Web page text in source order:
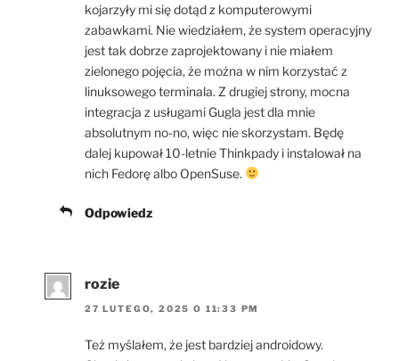
kojarzyły mi się dotąd z komputerowymi
zabawkami. Nie wiedziałem, że system operacyjny
jest tak dobrze zaprojektowany i nie miałem
zielonego pojęcia, że można w nim korzystać z
linuksowego terminala. Z drugiej strony, mocna
integracja z usługami Gugla jest dla mnie
absolutnym no-no, więc nie skorzystam. Będę
dalej kupował 10-letnie Thinkpady i instalował na
nich Fedorę albo OpenSuse.
Odpowiedz
rozie
27 LUTEGO, 2025 O 11:33 PM
Też myślałem, że jest bardziej androidowy.